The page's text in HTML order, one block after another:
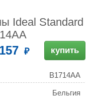
Ideal Standard
купить
B1714AA
Бельгия